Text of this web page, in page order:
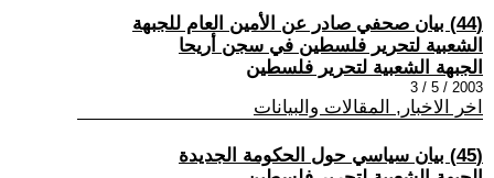
(44) بيان صحفي صادر عن الأمين العام للجبهة
الشعبية لتحرير فلسطين في سجن أريحا
الجبهة الشعبية لتحرير فلسطين
2003 / 5 / 3
اخر الاخبار, المقالات والبيانات
(45) بيان سياسي حول الحكومة الجديدة